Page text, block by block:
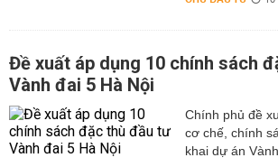
Đề xuất áp dụng 10 chính sách
Vành đai 5 Hà Nội
Chính phủ đề
cơ chế, chính
khai dự án